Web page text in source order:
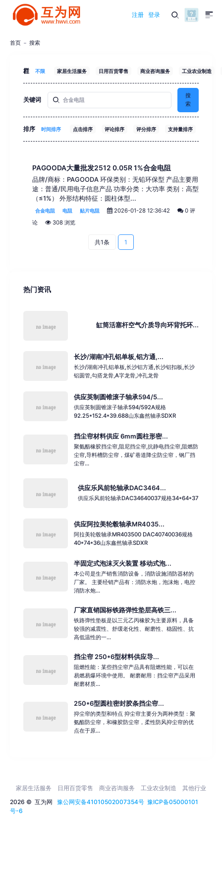
注册 登录
首页 搜索
栏目 不限 家居生活服务 日用百货零售 商业咨询服务 工业农业制造
关键词
搜
索
排序 时间排序 点击排序 评论排序 评分排序 支持量排序
PAGOODA大量批发2512 0.05R 1%合金电阻
品牌/商标：PAGOODA 环保类别：无铅环保型 产品主要用
途：普通/民用电子信息产品 功率分类：大功率 类别：高型
（≤1%） 外形结构特征：圆柱体型...
合金电阻 电阻 贴片电阻 2026-01-28 12:36:42
0 评
论
308 浏览
共1条 1
热门资讯
缸筒活塞杆空气介质导向环背托环...
长沙/湖南冲孔铝单板,铝方通,...
长沙/湖南冲孔铝单板,长沙铝方通,长沙铝扣板,长沙
铝圆管,勾搭龙骨,A字龙骨,冲孔龙骨
供应英制圆锥滚子轴承594/5...
供应英制圆锥滚子轴承594/592A规格
92.25*152.4*39.688山东鑫然轴承SDXR
挡尘帘材料供应 6mm圆柱形密...
聚氨酯橡胶挡尘帘,阻尼挡尘帘,抗静电挡尘帘,阻燃防
尘帘,导料槽防尘帘，煤矿巷道降尘防尘帘，钢厂挡
尘帘...
供应乐风前轮轴承DAC3464...
供应乐风前轮轴承DAC34640037规格34*64*37
供应阿拉美轮毂轴承MR4035...
阿拉美轮毂轴承MR403500 DAC40740036规格
40*74*36山东鑫然轴承SDXR
半固定式泡沫灭火装置 移动式泡...
本公司是生产销售消防设备，消防设施消防器材的
厂家。 主要经销产品有：消防水炮，泡沫炮，电控
消防水炮...
厂家直销国标铁路弹性垫层高铁三...
铁路弹性垫板是以三元乙丙橡胶为主要原料，具备
较强的减震性、舒缓老化性、耐磨性、稳固性、抗
高低温性的一...
挡尘帘 250*6型材料供应导...
阻燃性能：某些挡尘帘产品具有阻燃性能，可以在
易燃易爆环境中使用。 耐磨耐用：挡尘帘产品采用
耐磨材质...
250*6型圆柱密封胶条挡尘帘...
抑尘帘的类型和特点 抑尘帘主要分为两种类型：聚
氨酯防尘帘，和橡胶防尘帘，柔性防风抑尘帘的优
点在于原...
2026 © 互为网 豫公网安备41010502007354号 豫ICP备05000101
号-6
家居生活服务 日用百货零售 商业咨询服务 工业农业制造 其他行业